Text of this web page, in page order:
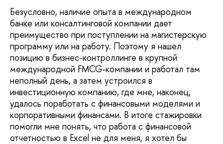
Безусловно, наличие опыта в международном
банке или консалтинговой компании дает
преимущество при поступлении на магистерскую
программу или на работу. Поэтому я нашел
позицию в бизнес-контроллинге в крупной
международной FMCG-компании и работал там
неполный день, а затем устроился в
инвестиционную компанию, где мне, наконец,
удалось поработать с финансовыми моделями и
корпоративными финансами. В итоге стажировки
помогли мне понять, что работа с финансовой
отчетностью в Excel не для меня, я хотел бы